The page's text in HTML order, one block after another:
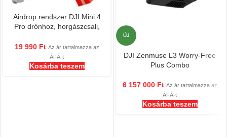
Airdrop rendszer DJI Mini 4
Pro drónhoz, horgászcsali,
terhelés
19 990 Ft Az ár tartalmazza az
ÁFÁ-t
Kosárba teszem
ÚJ
DJI Zenmuse L3 Worry-Free
Plus Combo
6 157 000 Ft Az ár tartalmazza az
ÁFÁ-t
Kosárba teszem